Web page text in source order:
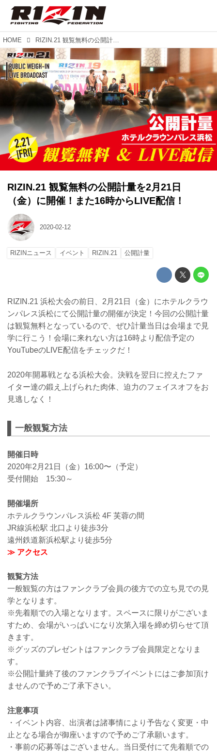
HOME RIZIN.21 観覧無料の公開計量を2月21日（金）に開催！また16時からLIVE配信！
RIZIN.21 観覧無料の公開計量を2月21日
（金）に開催！また16時からLIVE配信！
2020-02-12
RIZINニュース イベント RIZIN.21 公開計量
RIZIN.21 浜松大会の前日、2月21日（金）にホテルクラウ
ンパレス浜松にて公開計量の開催が決定！今回の公開計量
は観覧無料となっているので、ぜひ計量当日は会場まで見
学に行こう！会場に来れない方は16時より配信予定の
YouTubeのLIVE配信をチェックだ！
2020年開幕戦となる浜松大会。決戦を翌日に控えたファ
イター達の鍛え上げられた肉体、迫力のフェイスオフをお
見逃しなく！
一般観覧方法
開催日時
2020年2月21日（金）16:00〜（予定）
受付開始 15:30～
開催場所
ホテルクラウンパレス浜松 4F 芙蓉の間
JR線浜松駅 北口より徒歩3分
遠州鉄道新浜松駅より徒歩5分
≫ アクセス
観覧方法
一般観覧の方はファンクラブ会員の後方での立ち見での見
学となります。
※先着順での入場となります。スペースに限りがございま
すため、会場がいっぱいになり次第入場を締め切らせて頂
きます。
※グッズのプレゼントはファンクラブ会員限定となりま
す。
※公開計量終了後のファンクラブイベントにはご参加頂け
ませんので予めご了承下さい。
注意事項
・イベント内容、出演者は諸事情により予告なく変更・中
止となる場合が御座いますので予めご了承願います。
・事前の応募等はございません。当日受付にて先着順での